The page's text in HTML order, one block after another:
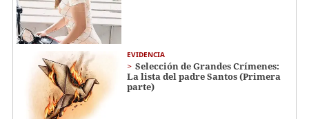
EVIDENCIA
Selección de Grandes Crímenes:
La lista del padre Santos (Primera
parte)